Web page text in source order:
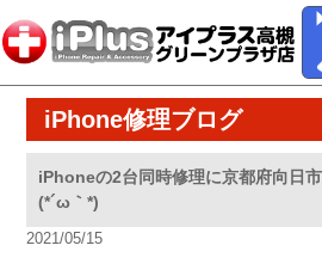
iPhone修理ブログ
iPhoneの2台同時修理に京都府向日
(*´ω｀*)
2021/05/15